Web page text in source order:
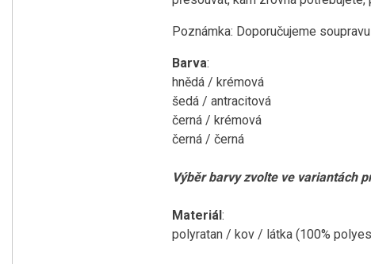
Poznámka: Doporučujeme
Barva:
hnědá / krémová
šedá / antracitová
černá / krémová
černá / černá
Výběr barvy zvolte ve variantách
Materiál:
polyratan / kov / látka (100%